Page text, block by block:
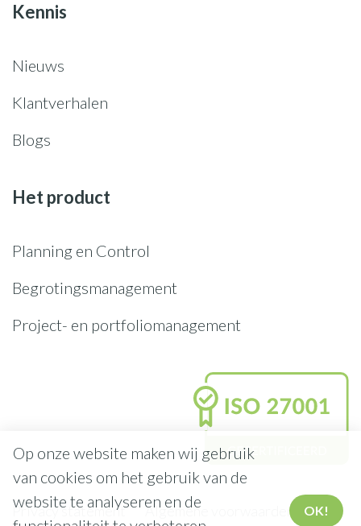
Kennis
Nieuws
Klantverhalen
Blogs
Het product
Planning en Control
Begrotingsmanagement
Project- en portfoliomanagement
Privacy statement Algemene voorwaarden
Op onze website maken wij gebruik
van cookies om het gebruik van de
website te analyseren en de
OK!